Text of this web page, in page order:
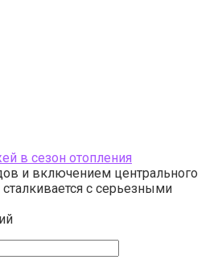
в сезон отопления
и включением центрального
с серьезными